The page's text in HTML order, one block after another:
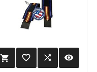
 favorite_border  visibility